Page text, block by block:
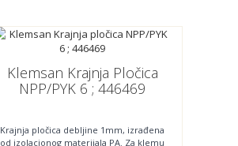
Klemsan Krajnja Pločica
NPP/PYK 6 ; 446469
Krajnja pločica debljine 1mm, izrađena
od izolacionog materijala PA. Za klemu